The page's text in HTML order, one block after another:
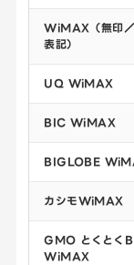
WiMAX（無印／
表記）
UQ WiMAX
BIC WiMAX
BIGLOBE
カシモWiMAX
GMO とくとく
WiMAX